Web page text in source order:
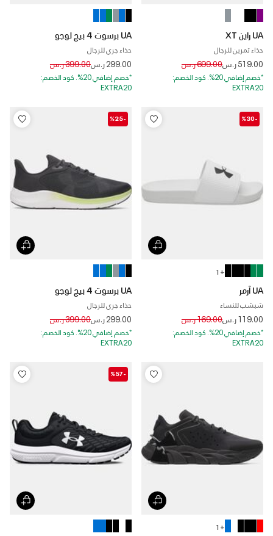
UA راين XT
حذاء تمرين للرجال
519.00 ر.س Price reduced from
699.00 ر.س to
*خصم إضافي 20%. كود الخصم:
EXTRA20
UA برسوت 4 بيج لوجو
حذاء جري للرجال
299.00 ر.س Price reduced from
399.00 ر.س to
*خصم إضافي 20%. كود الخصم:
EXTRA20
-%30
+ 1
UA آرمر
شبشب للنساء
119.00 ر.س Price reduced from
169.00 ر.س to
*خصم إضافي 20%. كود الخصم:
EXTRA20
-%25
UA برسوت 4 بيج لوجو
حذاء جري للرجال
299.00 ر.س Price reduced from
399.00 ر.س to
*خصم إضافي 20%. كود الخصم:
EXTRA20
+ 1
-%57